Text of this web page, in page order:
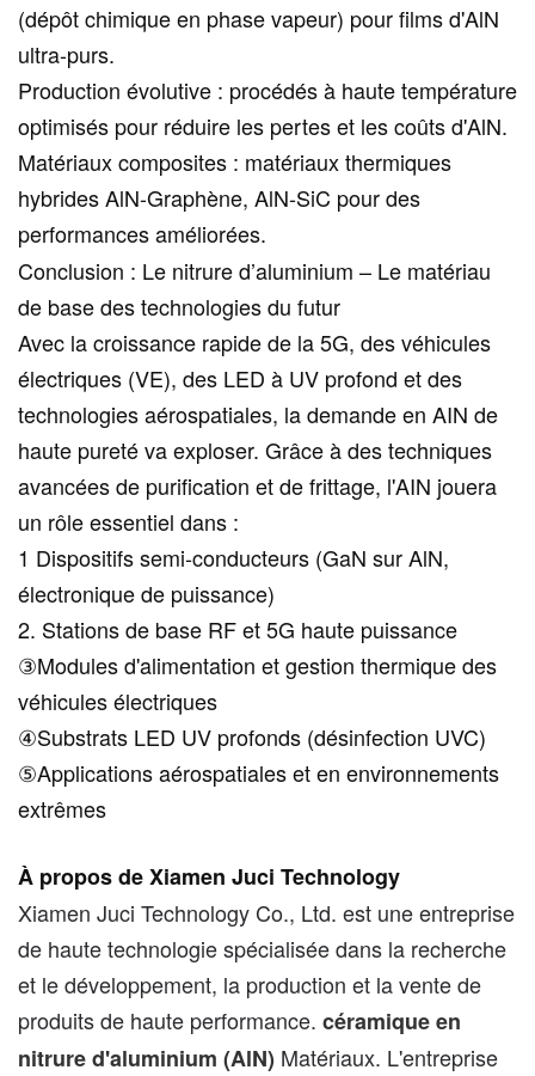
(dépôt chimique en phase vapeur) pour films d'AlN
ultra-purs.
Production évolutive : procédés à haute température
optimisés pour réduire les pertes et les coûts d'AlN.
Matériaux composites : matériaux thermiques
hybrides AlN-Graphène, AlN-SiC pour des
performances améliorées.
Conclusion : Le nitrure d’aluminium – Le matériau
de base des technologies du futur
Avec la croissance rapide de la 5G, des véhicules
électriques (VE), des LED à UV profond et des
technologies aérospatiales, la demande en AIN de
haute pureté va exploser. Grâce à des techniques
avancées de purification et de frittage, l'AIN jouera
un rôle essentiel dans :
1 Dispositifs semi-conducteurs (GaN sur AlN,
électronique de puissance)
2. Stations de base RF et 5G haute puissance
③Modules d'alimentation et gestion thermique des
véhicules électriques
④Substrats LED UV profonds (désinfection UVC)
⑤Applications aérospatiales et en environnements
extrêmes
À propos de Xiamen Juci Technology
Xiamen Juci Technology Co., Ltd. est une entreprise
de haute technologie spécialisée dans la recherche
et le développement, la production et la vente de
produits de haute performance. céramique en
nitrure d'aluminium (AlN) Matériaux. L'entreprise